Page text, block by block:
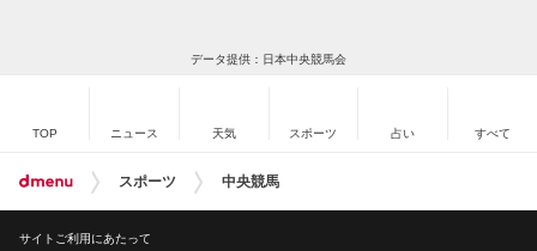
データ提供：日本中央競馬会
TOP ニュース 天気 スポーツ 占い すべて
スポーツ 中央競馬
サイトご利用にあたって